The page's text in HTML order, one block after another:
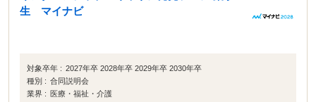
生 マイナビ
対象卒年 : 2027年卒 2028年卒 2029年卒 2030年卒
種別 : 合同説明会
業界 :
医療・福祉・介護